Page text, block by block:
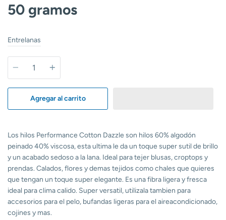
50 gramos
Entrelanas
Cantidad
Agregar al carrito
Los hilos Performance Cotton Dazzle son hilos 60% algodón
peinado 40% viscosa, esta ultima le da un toque super sutil de brillo
y un acabado sedoso a la lana. Ideal para tejer blusas, croptops y
prendas. Calados, flores y demas tejidos como chales que quieres
que tengan un toque super elegante. Es una fibra ligera y fresca
ideal para clima calido. Super versatil, utilizala tambien para
accesorios para el pelo, bufandas ligeras para el aireacondicionado,
cojines y mas.